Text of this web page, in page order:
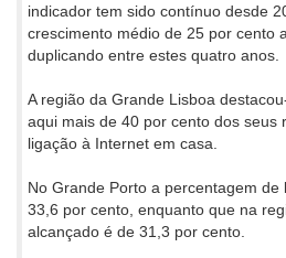
indicador tem sido contínuo desde
crescimento médio de 25 por cento
duplicando entre estes quatro anos.
A região da Grande Lisboa
aqui mais de 40 por cento dos seus
ligação à Internet em casa.
No Grande Porto a percentagem
33,6 por cento, enquanto que na
alcançado é de 31,3 por cento.